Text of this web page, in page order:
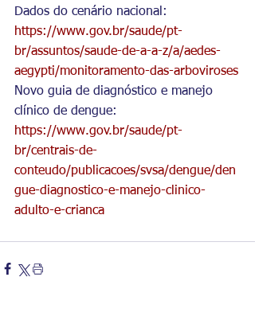
Dados do cenário nacional:
https://www.gov.br/saude/pt-
br/assuntos/saude-de-a-a-z/a/aedes-
aegypti/monitoramento-das-arboviroses
Novo guia de diagnóstico e manejo
clínico de dengue:
https://www.gov.br/saude/pt-
br/centrais-de-
conteudo/publicacoes/svsa/dengue/den
gue-diagnostico-e-manejo-clinico-
adulto-e-crianca